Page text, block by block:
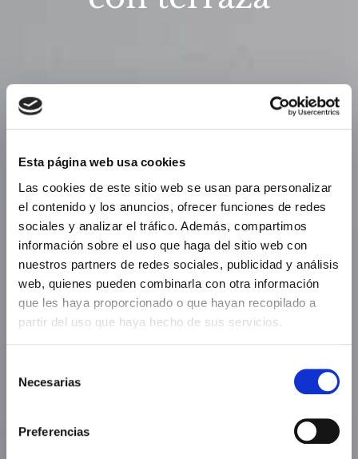
Esta página web usa cookies
Las cookies de este sitio web se usan para personalizar
el contenido y los anuncios, ofrecer funciones de redes
sociales y analizar el tráfico. Además, compartimos
información sobre el uso que haga del sitio web con
nuestros partners de redes sociales, publicidad y análisis
web, quienes pueden combinarla con otra información
que les haya proporcionado o que hayan recopilado a
partir del uso que haya hecho de sus servicios.
Necesarias
Preferencias